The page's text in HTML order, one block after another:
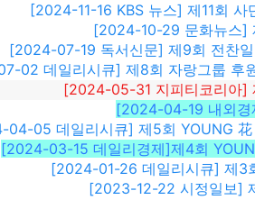
[2024-11-16 KBS 뉴스] 제11회
[2024-10-29 문화뉴스]
[2024-07-19 독서신문] 제9회 전찬
02 데일리시큐] 제8회 자랑그룹 후
[2024-05-31 지피티코리아]
[2024-04-19 내외경
04-05 데일리시큐] 제5회 YOUNG 花
[2024-03-15 데일리경제]제4회
[2024-01-26 데일리시큐] 제3
[2023-12-22 시정일보]